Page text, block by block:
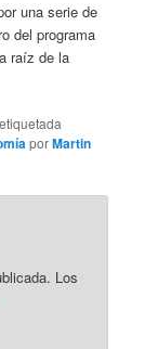
una serie de
del programa
raíz de la
porMartin
Los